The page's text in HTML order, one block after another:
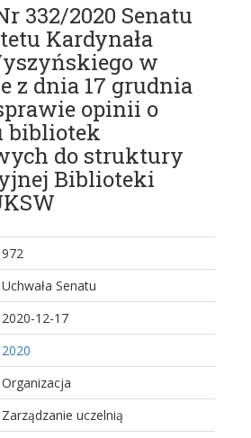
332/2020 Senatu
Kardynała
w
z dnia 17 grudnia
opinii o
bibliotek
do struktury
Biblioteki
972
Uchwała Senatu
2020-12-17
2020
Organizacja
Zarządzanie uczelnią